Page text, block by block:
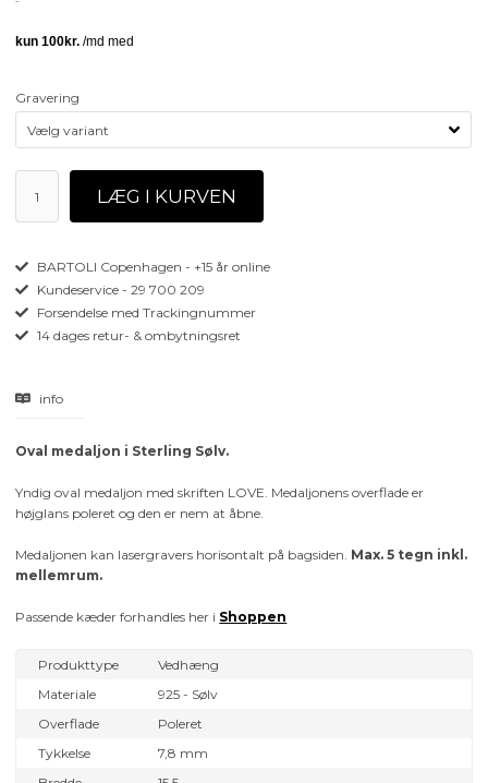
Gravering
BARTOLI Copenhagen - +15 år online
Kundeservice - 29 700 209
Forsendelse med Trackingnummer
14 dages retur- & ombytningsret
info
Oval medaljon i Sterling Sølv.
Yndig oval medaljon med skriften LOVE. Medaljonens overflade er
højglans poleret og den er nem at åbne.
Medaljonen kan lasergravers horisontalt på bagsiden. Max. 5 tegn inkl.
mellemrum.
Passende kæder forhandles her i Shoppen
Produkttype
Vedhæng
Materiale
925 - Sølv
Overflade
Poleret
Tykkelse
7,8 mm